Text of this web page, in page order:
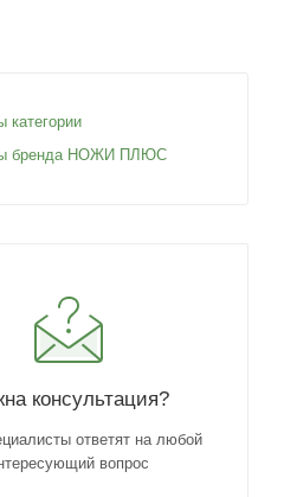
категории
бренда НОЖИ ПЛЮС
консультация?
ответят на любой
вопрос